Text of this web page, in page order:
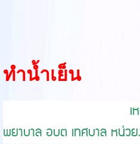
ทำน้ำเย็น
เ
พยาบาล อบต เทศบาล หน่วย